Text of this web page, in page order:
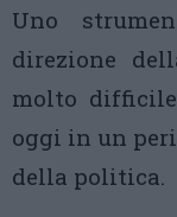
Uno
direzione
molto
oggi in un
della politica.